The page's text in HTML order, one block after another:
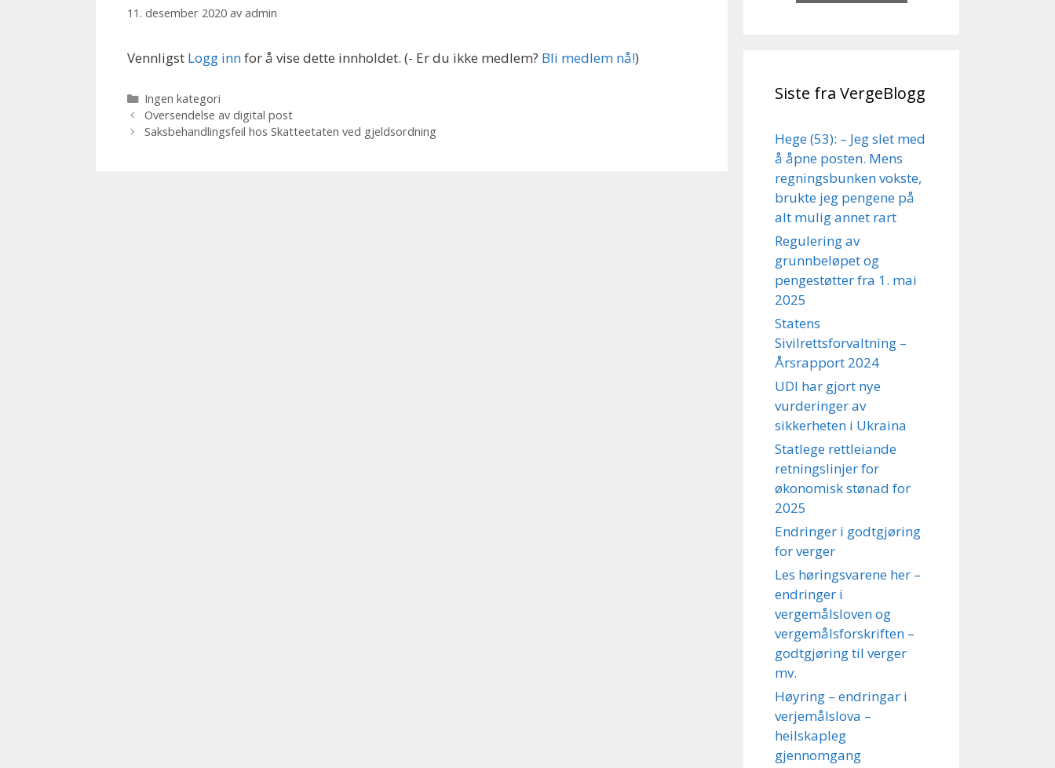
11. desember 2020 av admin
Vennligst Logg innfor å vise dette innholdet. (- Er du ikke medlem? Bli medlem nå!)
Kategorier
Ingen kategori
Oversendelse av digital post
Saksbehandlingsfeil hos Skatteetaten ved gjeldsordning
Siste fra VergeBlogg
Hege (53): – Jeg slet med
å åpne posten. Mens
regningsbunken vokste,
brukte jeg pengene på
alt mulig annet rart
Regulering av
grunnbeløpet og
pengestøtter fra 1. mai
2025
Statens
Sivilrettsforvaltning –
Årsrapport 2024
UDI har gjort nye
vurderinger av
sikkerheten i Ukraina
Statlege rettleiande
retningslinjer for
økonomisk stønad for
2025
Endringer i godtgjøring
for verger
Les høringsvarene her –
endringer i
vergemålsloven og
vergemålsforskriften –
godtgjøring til verger
mv.
Høyring – endringar i
verjemålslova –
heilskapleg
gjennomgang